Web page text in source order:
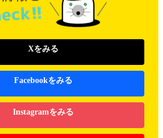
Xをみる
Facebookをみる
Instagramをみる